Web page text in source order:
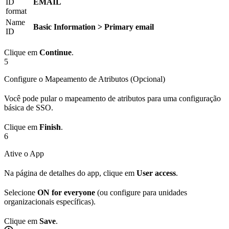
format
Name
ID
Basic Information > Primary email
Clique em Continue.
5
Configure o Mapeamento de Atributos (Opcional)
Você pode pular o mapeamento de atributos para uma configuração
básica de SSO.
Clique em Finish.
6
Ative o App
Na página de detalhes do app, clique em User access.
Selecione ON for everyone (ou configure para unidades
organizacionais específicas).
Clique em Save.